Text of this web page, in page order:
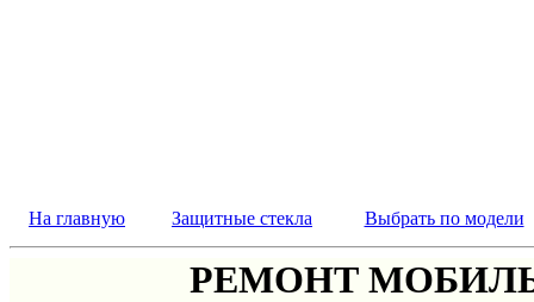
На главную Защитные стекла Выбрать по модели
РЕМОНТ